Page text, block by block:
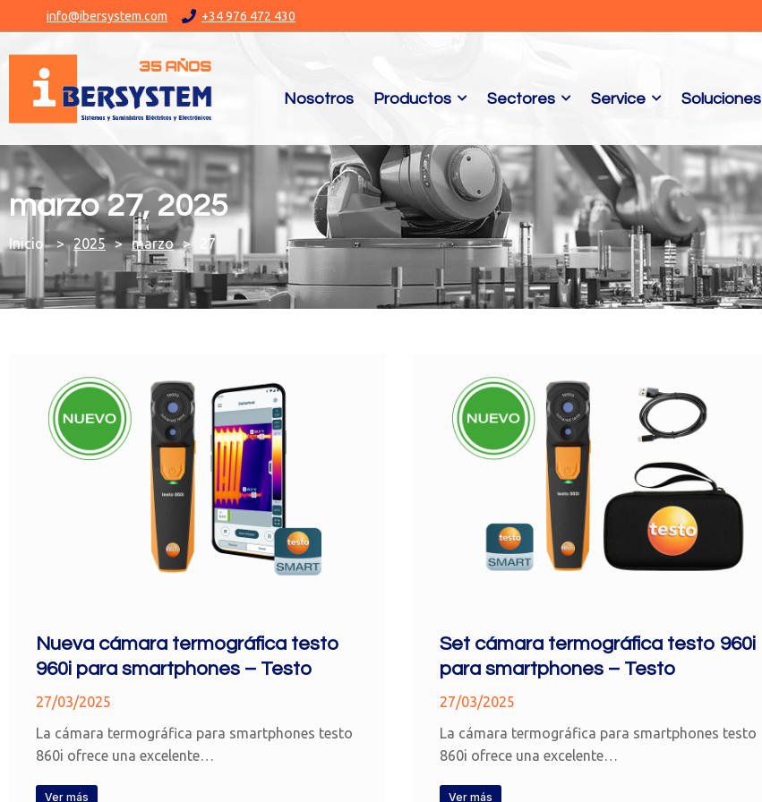
info@ibersystem.com +34 976 472 430
Nosotros Productos Sectores Service Soluciones
marzo 27, 2025
You are here:
2025 marzo 27
Nueva cámara termográfica testo
960i para smartphones – Testo
27/03/2025
La cámara termográfica para smartphones testo
860i ofrece una excelente…
Ver más
Set cámara termográfica testo 960i
para smartphones – Testo
27/03/2025
La cámara termográfica para smartphones testo
860i ofrece una excelente…
Ver más